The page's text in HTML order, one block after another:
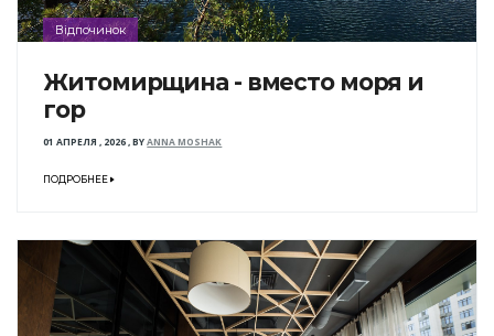
Відпочинок
Житомирщина - вместо моря и
гор
01 АПРЕЛЯ , 2026,BYANNA MOSHAK
ПОДРОБНЕЕ